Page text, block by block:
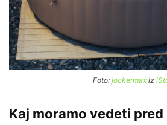
Foto: jockermaxiz
Kaj moramo vedeti